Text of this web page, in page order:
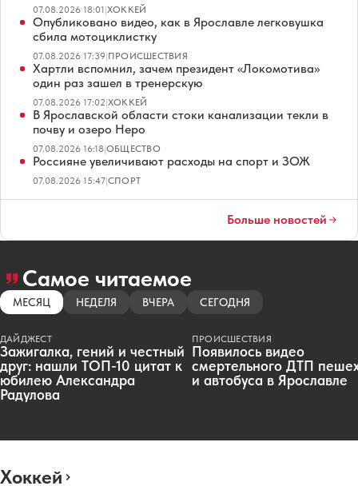
07.08.2026 18:01|ХОККЕЙ
Опубликовано видео, как в Ярославле легковушка
сбила мотоциклистку
07.08.2026 17:39|ПРОИСШЕСТВИЯ
Хартли вспомнил, зачем президент «Локомотива»
один раз зашел в тренерскую
07.08.2026 17:02|ХОККЕЙ
В Ярославской области стоки канализации текли в
почву и озеро Неро
07.08.2026 16:18|ОБЩЕСТВО
Россияне увеличивают расходы на спорт и ЗОЖ
07.08.2026 15:47|СПОРТ
Больше новостей
Самое читаемое
МЕСЯЦ НЕДЕЛЯ ВЧЕРА СЕГОДНЯ
ДАЙДЖЕСТ
Зажигалка, гений и честный
друг: нашли ТОП-10 цитат к
юбилею Александра
Радулова
ПРОИСШЕСТВИЯ
Появилось видео
смертельного ДТП
и автобуса в Ярославле
Хоккей